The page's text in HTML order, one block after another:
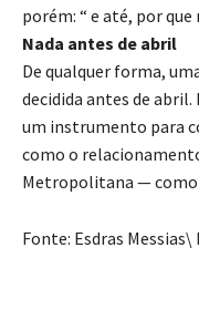
porém: “ e até, por que
Nada antes de abril
De qualquer forma,
decidida antes de
um instrumento para
como o
Metropolitana — como
Fonte: Esdras